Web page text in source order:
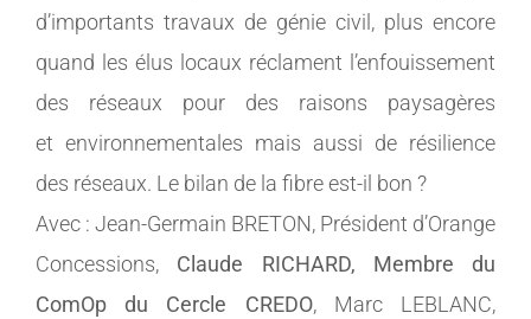
d’importants travaux de génie civil, plus encore
quand les élus locaux réclament l’enfouissement
des réseaux pour des raisons paysagères
et environnementales mais aussi de résilience
des réseaux. Le bilan de la fibre est-il bon ?
Avec : Jean-Germain BRETON, Président d’Orange
Concessions, Claude RICHARD, Membre du
ComOp du Cercle CREDO, Marc LEBLANC,